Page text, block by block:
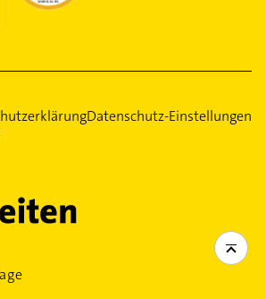
Datenschutz-Einstellungen